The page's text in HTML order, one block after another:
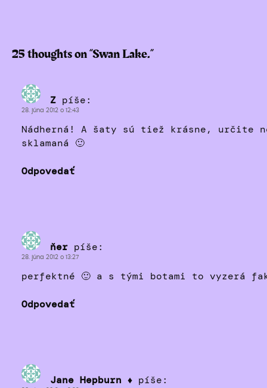
25 thoughts on “Swan Lake.”
Z píše:
28. júna 2012 o 12:43
Nádherná! A šaty sú tiež krásne, určite
sklamaná 🙂
Odpovedať
ňer píše:
28. júna 2012 o 13:27
perfektné 🙂 a s tými botami to vyzerá
Odpovedať
Jane Hepburn ♦ píše: